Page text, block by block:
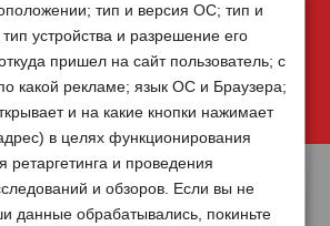
тип и версия ОС; тип и
устройства и разрешение его
пришел на сайт пользователь; с
какой рекламе; язык ОС и Браузера;
и на какие кнопки нажимает
в целях функционирования
ретаргетинга и проведения
и обзоров. Если вы не
данные обрабатывались, покиньте